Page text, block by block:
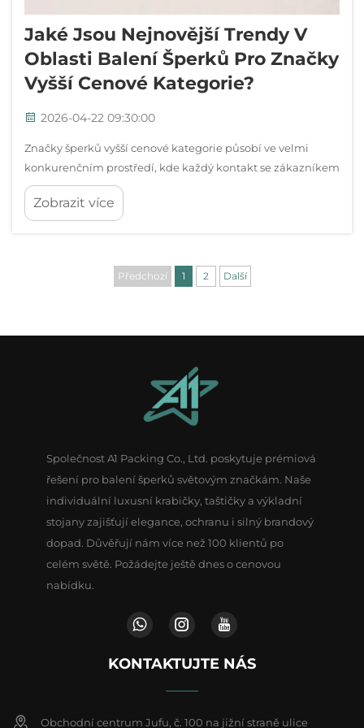
Jaké Jsou Nejnovější Trendy V
Oblasti Balení Šperků Pro Značky
Vyšší Cenové Kategorie?
2026-04-22 09:30:00
Značky šperků vyšší cenové kategorie působí ve velmi
konkurenčním prostředí, kde každý kontakt se zákazníkem
má rozhodující význam. Zážitek z rozbalení se vyvinul z
jednoduché ochranné opatření na strategický prvek, který
Zobrazit více
Předchozí 1 2 Další
Společnost A1 Packing Co., Ltd. poskytuje prémiová
řešení pro balení šperků světovým značkám. Naše
individuální luxusní krabičky, taštičky a výkladní
stojany zajišťují elegance, ochranu i silný brandový
dopad. Důvěřují nám více než 100 klientů po
celém světě. Požádejte ještě dnes o cenovou
nabídku.
KONTAKTUJTE NÁS
Obchodní centrum Jufu, č. 100 na jižní straně ulice